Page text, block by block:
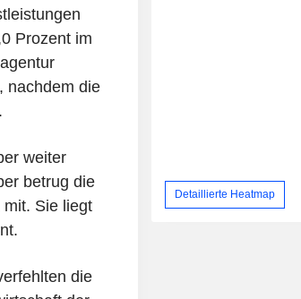
Prozent im
nachdem die
weiter
betrug die
Sie liegt
die
Detaillierte Heatmap